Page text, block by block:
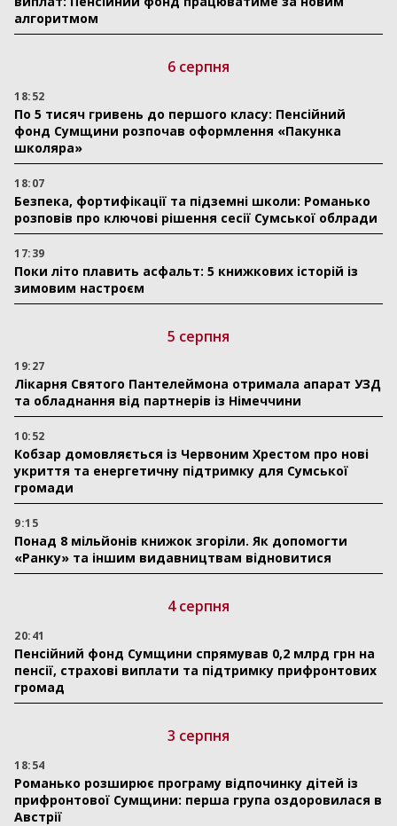
алгоритмом
6 серпня
18:52
По 5 тисяч гривень до першого класу: Пенсійний
фонд Сумщини розпочав оформлення «Пакунка
школяра»
18:07
Безпека, фортифікації та підземні школи: Романько
розповів про ключові рішення сесії Сумської облради
17:39
Поки літо плавить асфальт: 5 книжкових історій із
зимовим настроєм
5 серпня
19:27
Лікарня Святого Пантелеймона отримала апарат УЗД
та обладнання від партнерів із Німеччини
10:52
Кобзар домовляється із Червоним Хрестом про нові
укриття та енергетичну підтримку для Сумської
громади
9:15
Понад 8 мільйонів книжок згоріли. Як допомогти
«Ранку» та іншим видавництвам відновитися
4 серпня
20:41
Пенсійний фонд Сумщини спрямував 0,2 млрд грн на
пенсії, страхові виплати та підтримку прифронтових
громад
3 серпня
18:54
Романько розширює програму відпочинку дітей із
прифронтової Сумщини: перша група оздоровилася в
Австрії